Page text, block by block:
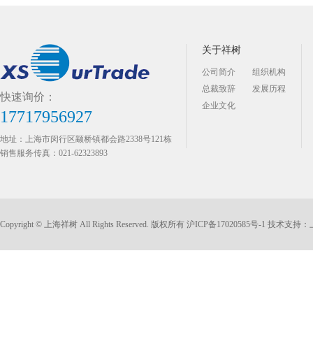
快速询价：
17717956927
地址：上海市闵行区颛桥镇都会路2338号121栋
销售服务传真：021-62323893
关于祥树
公司简介
组织机构
总裁致辞
发展历程
企业文化
Copyright © 上海祥树 All Rights Reserved. 版权所有 沪ICP备17020585号-1 技术支持：